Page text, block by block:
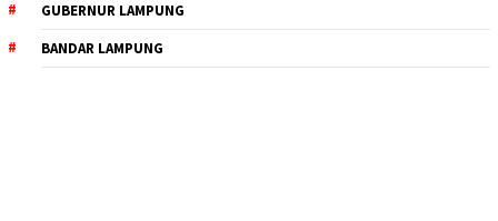
GUBERNUR LAMPUNG
BANDAR LAMPUNG